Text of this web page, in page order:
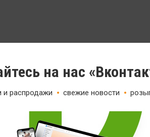
на нас
и распродажи свежие новости